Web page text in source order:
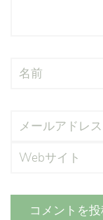
コメントを